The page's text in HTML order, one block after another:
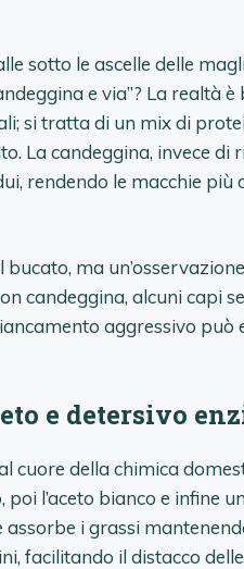
sotto le ascelle delle
e via”? La realtà è
si tratta di un mix di
La candeggina, invece di
rendendo le macchie più
ma
candeggina, alcuni capi
aggressivo può
e detersivo
cuore della chimica
l’aceto bianco e infine
i grassi
facilitando il distacco